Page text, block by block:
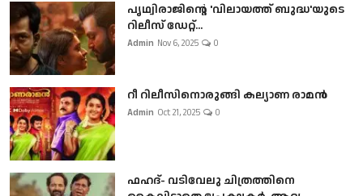
പൃഥ്വിരാജിന്റെ 'വിലായത്ത് ബുദ്ധ'യുടെ
റിലീസ് ഡേറ്റ്...
Admin Nov 6, 2025 0
റീ റിലീസിനൊരുങ്ങി കല്യാണ രാമൻ
Admin Oct 21, 2025 0
ഫഹദ്- വടിവേലു ചിത്രത്തിനെ